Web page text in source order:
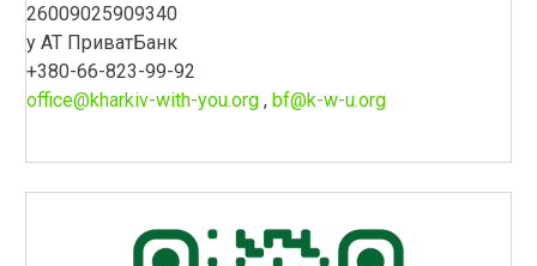
26009025909340
у АТ ПриватБанк
+380-66-823-99-92
office@kharkiv-with-you.org, bf@k-w-u.org